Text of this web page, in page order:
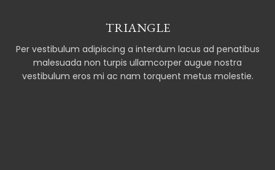
TRIANGLE
Per vestibulum adipiscing a interdum lacus ad penatibus
malesuada non turpis ullamcorper augue nostra
vestibulum eros mi ac nam torquent metus molestie.